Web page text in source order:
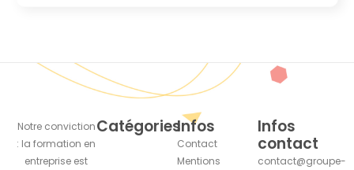
Notre conviction
: la formation en
entreprise est
CatégoriesInfos
Contact
Mentions
Infos
contact
contact@groupe-